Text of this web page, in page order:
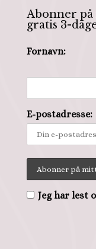
Abonner
gratis 3-
Fornavn:
E-postadresse:
Jeg har lest